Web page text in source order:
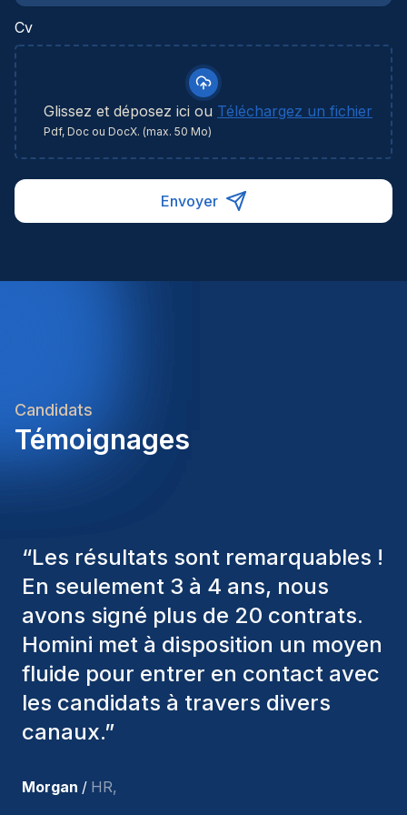
Cv
Glissez et déposez ici ou Téléchargez un fichier
Pdf, Doc ou DocX. (max. 50 Mo)
Envoyer
Candidats
Témoignages
“Les consultants Homini ont
toujours pris en considération
divers critères pour nous proposer
les bons candidats. Ceux que
nous avons recrutés sont toujours
parmi nous, et personnellement, je
suis très satisfait des nouvelles